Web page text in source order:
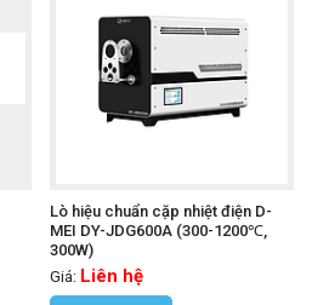
Lò hiệu chuẩn cặp nhiệt điện D-
MEI DY-JDG600A (300-1200℃,
300W)
Giá: Liên hệ